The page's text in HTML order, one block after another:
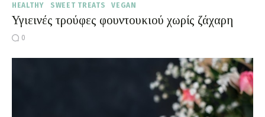
HEALTHY SWEET TREATS VEGAN
Υγιεινές τρούφες φουντουκιού χωρίς ζάχαρη
0